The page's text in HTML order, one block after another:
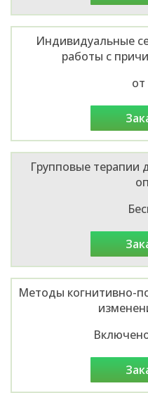
Индивидуальные
работы с
от
Групповые терапии
Методы когнитивно-